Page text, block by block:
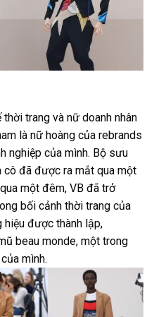
trang và nữ doanh nhân
là nữ hoàng của rebrands
nghiệp của mình. Bộ sưu
đã được ra mắt qua một
một đêm, VB đã trở
bối cảnh thời trang của
hiệu được thành lập,
beau monde, một trong
mình.